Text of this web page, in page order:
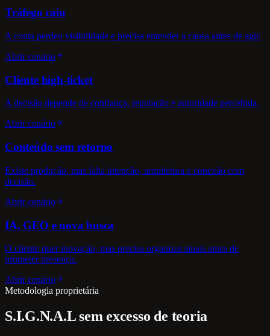
Tráfego caiu
A conta perdeu visibilidade e precisa entender a causa antes de agir.
Abrir cenário
Cliente high-ticket
A decisão depende de confiança, reputação e autoridade percebida.
Abrir cenário
Conteúdo sem retorno
Existe produção, mas falta intenção, arquitetura e conexão com
decisão.
Abrir cenário
IA, GEO e nova busca
O cliente quer inovação, mas precisa organizar sinais antes de
prometer presença.
Abrir cenário
Metodologia proprietária
S.I.G.N.A.L sem excesso de teoria